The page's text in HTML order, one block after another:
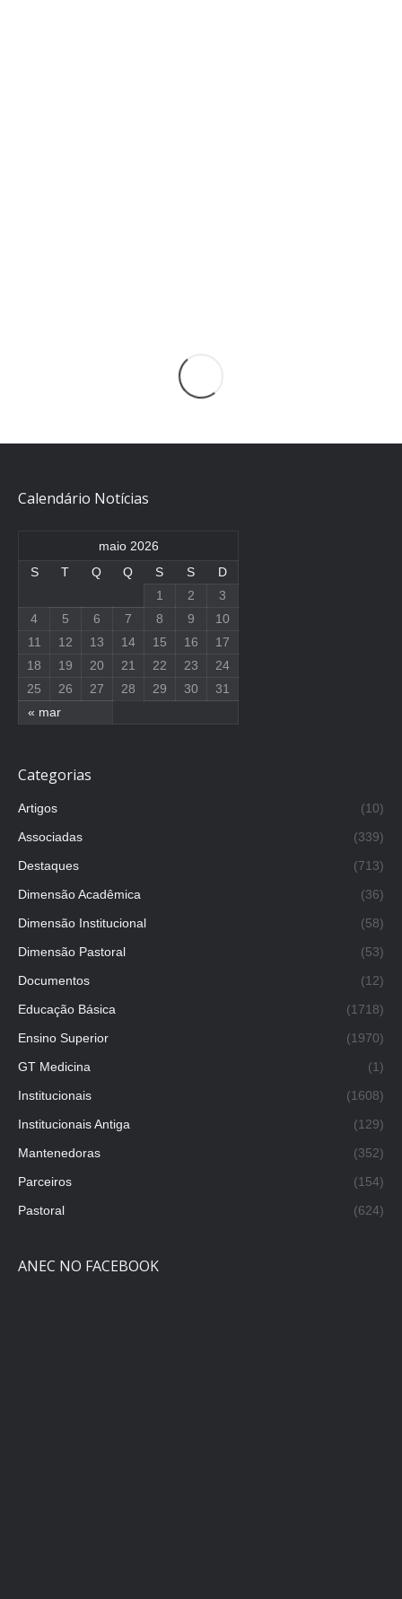
Calendário Notícias
maio 2026
S
T Q Q S S D
« mar
1 2
3
4
5 6 7 8 9
10
11
12 13 14 15 16
17
18
19 20 21 22 23
24
25
26 27 28 29 30 31
Categorias
Artigos
(10)
Associadas
(339)
Destaques
(713)
Dimensão Acadêmica
(36)
Dimensão Institucional
(58)
Dimensão Pastoral
(53)
Documentos
(12)
Educação Básica
(1718)
Ensino Superior
(1970)
GT Medicina
(1)
Institucionais
(1608)
Institucionais Antiga
(129)
Mantenedoras
(352)
Parceiros
(154)
Pastoral
(624)
ANEC NO FACEBOOK